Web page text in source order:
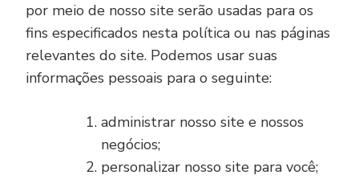
por meio de nosso site serão usadas para os
fins especificados nesta política ou nas páginas
relevantes do site. Podemos usar suas
informações pessoais para o seguinte:
administrar nosso site e nossos
negócios;
personalizar nosso site para você;